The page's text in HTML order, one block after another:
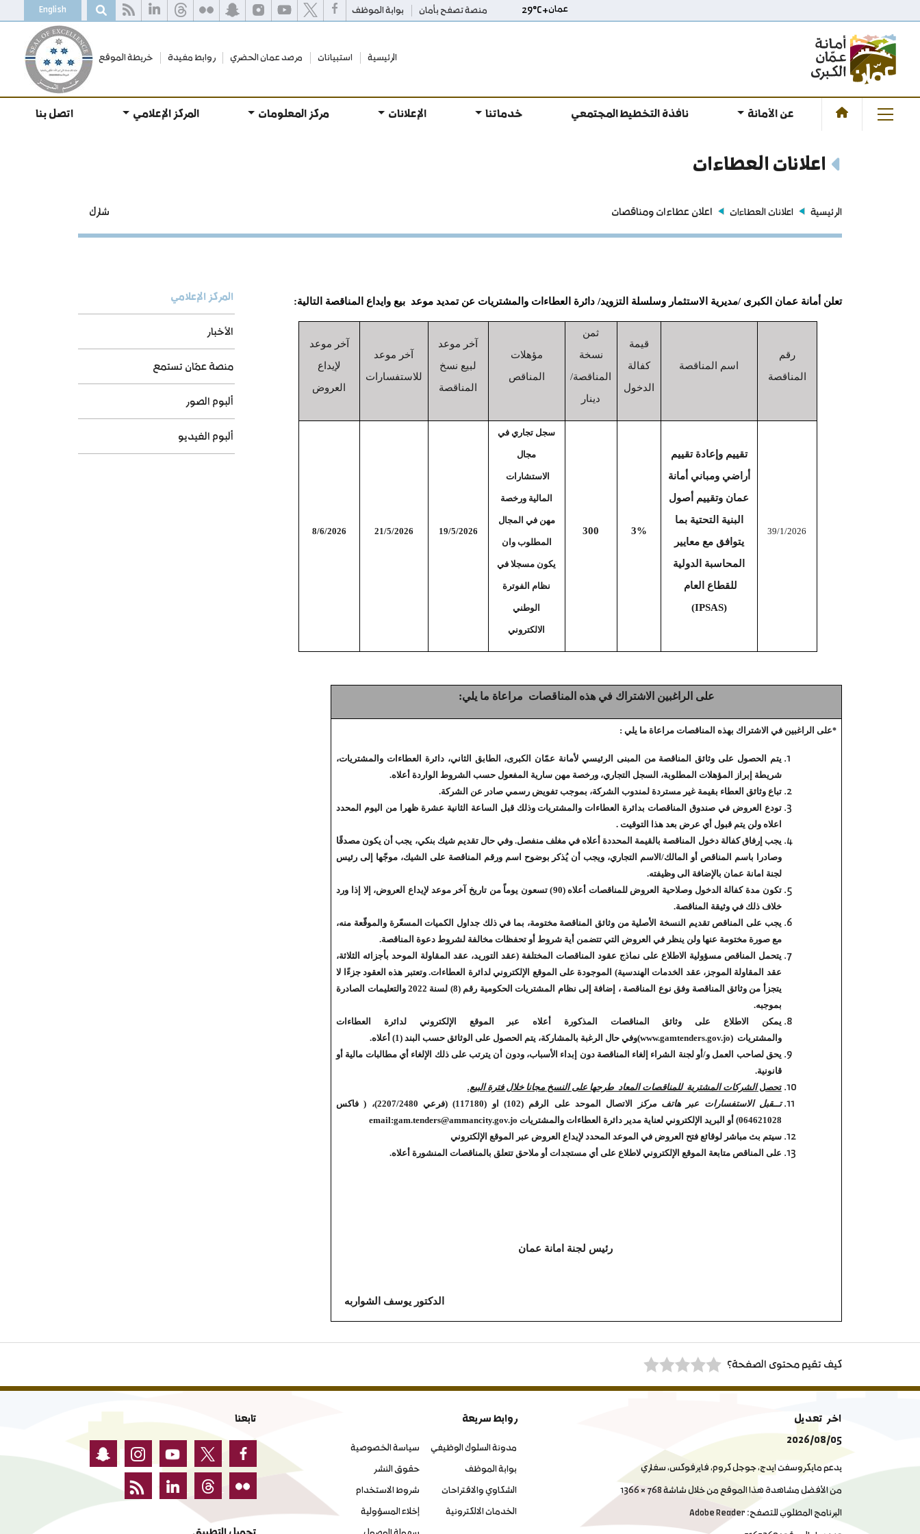
عمان+
29°C منصة تصفح بأمان بوابة الموظف English
الرئيسية استبيانات مرصد عمان الحضري روابط مفيدة خريطة الموقع
عن الأمانة نافذة التخطيط المجتمعي خدماتنا الإعلانات مركز المعلومات المركز الإعلامي اتصل بنا
اعلانات العطاءات
الرئيسية اعلانات العطاءات اعلان عطاءات ومناقصات شارك
تعلن أمانة عمان الكبرى /مديرية الاستثمار وسلسلة التزويد/ دائرة العطاءات والمشتريات عن تمديد موعد بيع وايداع المناقصة التالية:
رقم
المناقصة
اسم المناقصة
قيمة
كفالة
الدخول
ثمن
نسخة
المناقصة/
دينار
مؤهلات
المناقص
آخر موعد
لبيع نسخ
المناقصة
آخر موعد
للاستفسارات
آخر موعد
لإيداع
العروض
39/1/2026
تقييم وإعادة تقييم
أراضي ومباني أمانة
عمان وتقييم أصول
البنية التحتية بما
يتوافق مع معايير
المحاسبة الدولية
للقطاع العام
(
IPSAS
)
3%
300
سجل تجاري في
مجال
الاستشارات
المالية ورخصة
مهن في المجال
المطلوب وان
يكون مسجلا في
نظام الفوترة
الوطني
الالكتروني
19/5/2026
21/5/2026
8/6/2026
على الراغبين الاشتراك في هذه المناقصات مراعاة ما يلي:
*على الراغبين في الاشتراك بهذه المناقصات مراعاة ما يلي :
يتم الحصول على وثائق المناقصةمن المبنى الرئيسي لأمانة عمّان الكبرى، الطابق الثاني، دائرة العطاءات والمشتريات،
شريطة إبراز المؤهلات المطلوبة، السجل التجاري، ورخصة مهن سارية المفعول حسب الشروط الواردة أعلاه.
تباع وثائق العطاء بقيمة غير مستردة لمندوب الشركة، بموجب تفويض رسمي صادر عن الشركة.
تودع العروض في صندوق المناقصات بدائرة العطاءات والمشتريات وذلك قبل الساعة الثانية عشرة ظهرا من اليوم المحدد
اعلاه ولن يتم قبول أي عرض بعد هذا التوقيت .
يجب إرفاق كفالة دخول المناقصة بالقيمة المحددة أعلاه في مغلف منفصل. وفي حال تقديم شيك بنكي، يجب أن يكون مصدقًا
وصادرا باسم المناقص أو المالك/الاسم التجاري، ويجب أن يُذكر بوضوح اسم ورقم المناقصة على الشيك، موجّها إلى رئيس
لجنة امانة عمان بالإضافة الى وظيفته.
تكون مدة كفالة الدخول وصلاحية العروض للمناقصات أعلاه (90) تسعون يوماً من تاريخ آخر موعد لإيداع العروض، إلا إذا ورد
خلاف ذلك في وثيقة المناقصة.
يجب على المناقص تقديم النسخة الأصلية من وثائق المناقصة مختومة، بما في ذلك جداول الكميات المسعّرة والموقّعة منه،
مع صورة مختومة عنها ولن ينظر في العروض التي تتضمن أية شروط أو تحفظات مخالفة لشروط دعوة المناقصة.
يتحمل المناقص مسؤولية الاطلاع على نماذج عقود المناقصات المختلفة (عقد التوريد، عقد المقاولة الموحد بأجزائه الثلاثة،
عقد المقاولة الموجز، عقد الخدمات الهندسية) الموجودة على الموقع الإلكتروني لدائرة العطاءات. وتعتبر هذه العقود جزءًا لا
يتجزأ من وثائق المناقصة وفق نوع المناقصة ، إضافة إلى نظام المشتريات الحكومية رقم (8) لسنة 2022 والتعليمات الصادرة
بموجبه.
يمكن الاطلاع على وثائق المناقصات المذكورة أعلاه عبر الموقع الإلكتروني لدائرة العطاءات
والمشتريات‏ (www.gamtenders.gov.jo)وفي حال الرغبة بالمشاركة، يتم الحصول على الوثائق حسب البند (1) أعلاه.
يحق لصاحب العمل و/أو لجنة الشراء إلغاء المناقصة دون إبداء الأسباب، ودون أن يترتب على ذلك الإلغاء أي مطالبات مالية أو
قانونية.
تحصلالشركات المشترية للمناقصات المعاد طرحها على النسخ مجانا خلال فترة البيع.
تــقبل الاستفسارات عبر هاتف مركز
الاتصال الموحد على الرقم (102 )
او (117180) (فرعي 2207/2480)، ( فاكس
064621028) أو البريد الإلكتروني لعناية مدير دائرة العطاءات والمشتريات
email:gam.tenders@ammancity.gov.jo
سيتم بث مباشر لوقائع فتح العروض في الموعد المحدد لإيداع العروض عبر الموقع الإلكتروني
على المناقص متابعة الموقع الإلكتروني لاطلاع على أي مستجدات أو ملاحق تتعلق بالمناقصات المنشورة أعلاه.
رئيس لجنة امانة عمان
الدكتور يوسف الشواربه
المركز الإعلامي
الأخبار
منصة عمّان تستمع
ألبوم الصور
ألبوم الفيديو
كيف تقيم محتوى الصفحة؟
اخر تعديل
2026/08/05
يدعم مايكروسفت ايدج, جوجل كروم, فايرفوكس, سفاري
من الأفضل مشاهدة هذا الموقع من خلال شاشة 768 × 1366
البرنامج المطلوب للتصفح: Adobe Reader
روابط سريعة
مدونة السلوك الوظيفي
بوابة الموظف
الشكاوي والاقتراحات
الخدمات الالكترونية
سياسة الخصوصية
حقوق النشر
شروط الاستخدام
إخلاء المسؤولية
تابعنا